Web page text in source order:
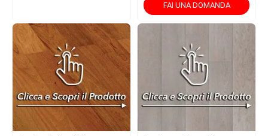
FAI UNA DOMANDA